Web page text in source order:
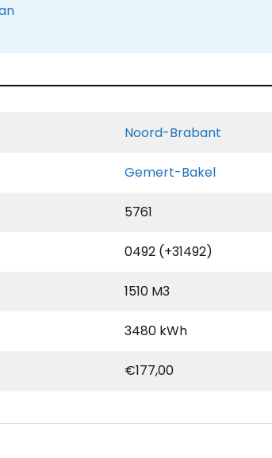
Noord-Brabant
Gemert-Bakel
5761
0492 (+31492)
1510 M3
3480 kWh
€177,00